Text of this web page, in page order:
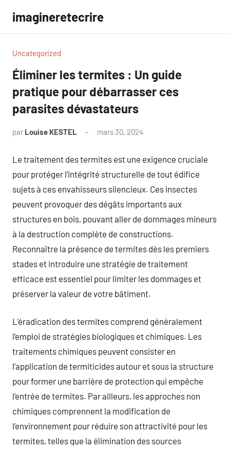
contenu
imagineretecrire
Uncategorized
Éliminer les termites : Un guide
pratique pour débarrasser ces
parasites dévastateurs
par Louise KESTEL mars 30, 2024
Le traitement des termites est une exigence cruciale
pour protéger l’intégrité structurelle de tout édifice
sujets à ces envahisseurs silencieux. Ces insectes
peuvent provoquer des dégâts importants aux
structures en bois, pouvant aller de dommages mineurs
à la destruction complète de constructions.
Reconnaître la présence de termites dès les premiers
stades et introduire une stratégie de traitement
efficace est essentiel pour limiter les dommages et
préserver la valeur de votre bâtiment.
L’éradication des termites comprend généralement
l’emploi de stratégies biologiques et chimiques. Les
traitements chimiques peuvent consister en
l’application de termiticides autour et sous la structure
pour former une barrière de protection qui empêche
l’entrée de termites. Par ailleurs, les approches non
chimiques comprennent la modification de
l’environnement pour réduire son attractivité pour les
termites, telles que la élimination des sources